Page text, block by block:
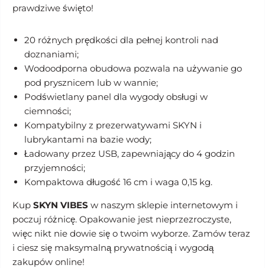
prawdziwe święto!
20 różnych prędkości dla pełnej kontroli nad
doznaniami;
Wodoodporna obudowa pozwala na używanie go
pod prysznicem lub w wannie;
Podświetlany panel dla wygody obsługi w
ciemności;
Kompatybilny z prezerwatywami SKYN i
lubrykantami na bazie wody;
Ładowany przez USB, zapewniający do 4 godzin
przyjemności;
Kompaktowa długość 16 cm i waga 0,15 kg.
Kup SKYN VIBES w naszym sklepie internetowym i
poczuj różnicę. Opakowanie jest nieprzezroczyste,
więc nikt nie dowie się o twoim wyborze. Zamów teraz
i ciesz się maksymalną prywatnością i wygodą
zakupów online!